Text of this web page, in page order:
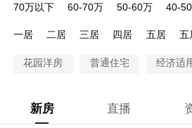
70万以下
60-70万 50-60万 40-
一居
二居 三居 四居 五居 五
花园洋房 普通住宅 经济适
新房 直播